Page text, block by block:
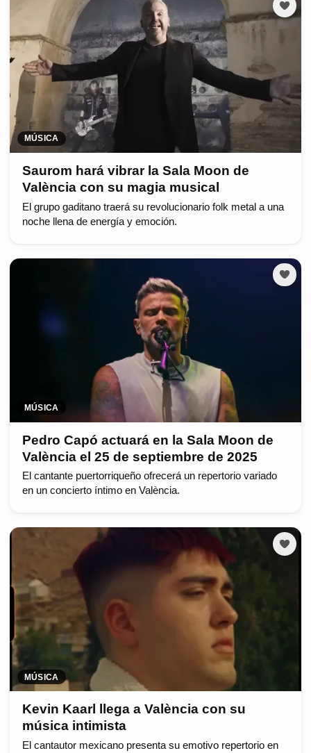
MÚSICA
Saurom hará vibrar la Sala Moon de
València con su magia musical
El grupo gaditano traerá su revolucionario folk metal a una
noche llena de energía y emoción.
MÚSICA
Pedro Capó actuará en la Sala Moon de
València el 25 de septiembre de 2025
El cantante puertorriqueño ofrecerá un repertorio variado
en un concierto íntimo en València.
MÚSICA
Kevin Kaarl llega a València con su
música intimista
El cantautor mexicano presenta su emotivo repertorio en